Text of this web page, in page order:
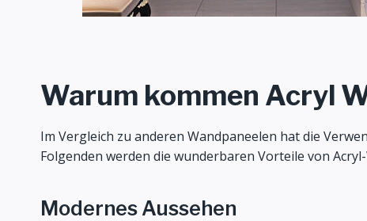
Warum kommen Acryl
Im Vergleich zu anderen Wandpaneelen hat die
Folgenden werden die wunderbaren Vorteile von
Modernes Aussehen